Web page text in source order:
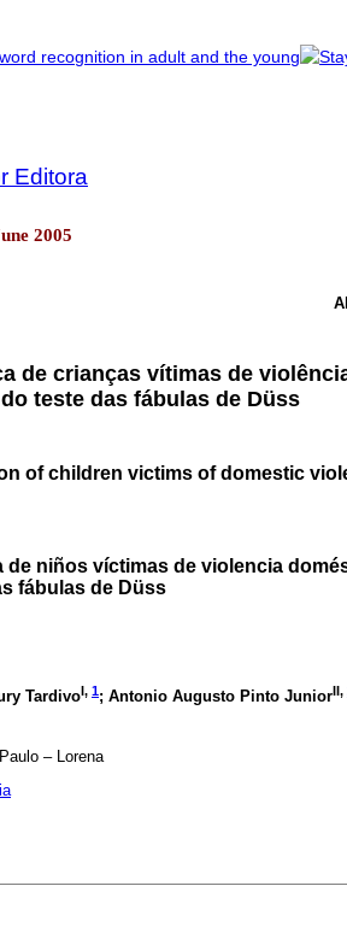
Editora
2005
de crianças vítimas de
teste das fábulas de Düss
of children victims of domestic
de niños víctimas de violencia
fábulas de Düss
TardivoI, 1; Antonio Augusto Pinto JuniorII,
– Lorena